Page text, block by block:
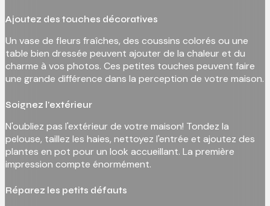
Ajoutez des touches décoratives
Un vase de fleurs fraîches, des coussins colorés ou une
table bien dressée peuvent ajouter de la chaleur et du
charme à vos photos. Ces petites touches peuvent faire
une grande différence dans la perception de votre maison.
Soignez l'extérieur
N'oubliez pas l'extérieur de votre maison! Tondez la
pelouse, taillez les haies, nettoyez l'entrée et ajoutez des
plantes en pot pour un look accueillant. La première
impression compte énormément.
Réparez les petits défauts